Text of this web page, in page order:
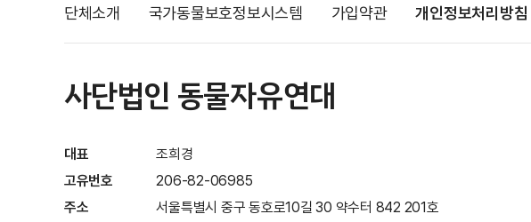
단체소개 국가동물보호정보시스템 가입약관 개인정보처리방침
사단법인 동물자유연대
대표
조희경
고유번호
206-82-06985
주소
서울특별시 중구 동호로10길 30 약수터 842 201호